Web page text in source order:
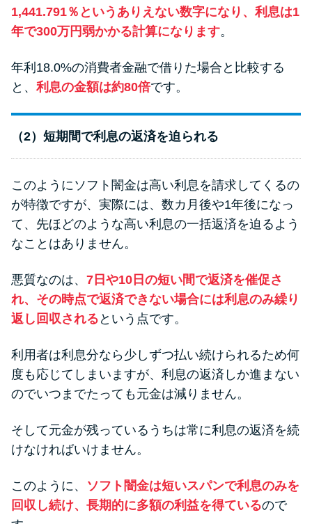
1,441.791％というありえない数字になり、利息は1
年で300万円弱かかる計算になります。
年利18.0%の消費者金融で借りた場合と比較する
と、 利息の金額は約80倍です。
（2）短期間で利息の返済を迫られる
このようにソフト闇金は高い利息を請求してくるの
が特徴ですが、実際には、数カ月後や1年後になっ
て、先ほどのような高い利息の一括返済を迫るよう
なことはありません。
悪質なのは、 7日や10日の短い間で返済を催促さ
れ、その時点で返済できない場合には利息のみ繰り
返し回収される という点です。
利用者は利息分なら少しずつ払い続けられるため何
度も応じてしまいますが、利息の返済しか進まない
のでいつまでたっても元金は減りません。
そして元金が残っているうちは常に利息の返済を続
けなければいけません。
このように、 ソフト闇金は短いスパンで利息のみを
回収し続け、長期的に多額の利益を得ているので